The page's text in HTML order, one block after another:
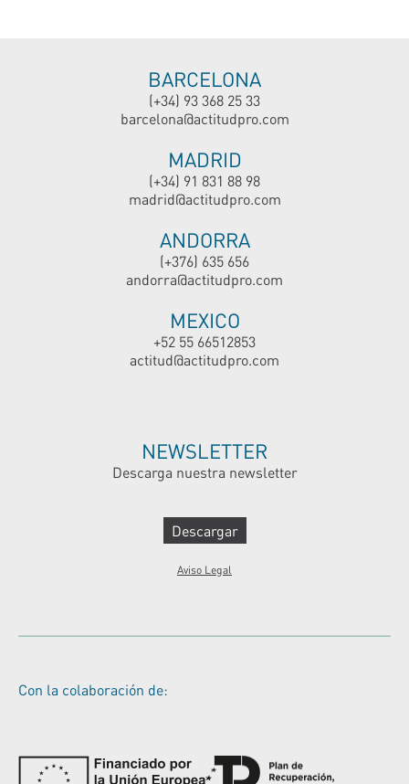
BARCELONA
(+34) 93 368 25 33
barcelona@actitudpro.com
MADRID
(+34) 91 831 88 98
madrid@actitudpro.com
ANDORRA
(+376) 635 656
andorra@actitudpro.com
MEXICO
+52 55 66512853
actitud@actitudpro.com
NEWSLETTER
Descarga nuestra newsletter
Descargar
Aviso Legal
Con la colaboración de: